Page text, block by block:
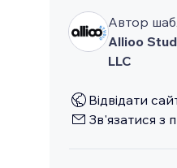
Автор
Allioo
LLC
Відвідати
Зв'язатися з